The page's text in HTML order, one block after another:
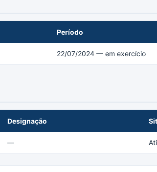
Período
22/07/2024 — em exercício
Designação
—